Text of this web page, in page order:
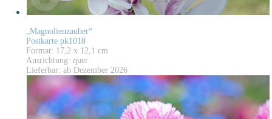
„Magnolienzauber“
Postkarte pk1018
Format: 17,2 x 12,1 cm
Ausrichtung: quer
Lieferbar: ab Dezember 2026